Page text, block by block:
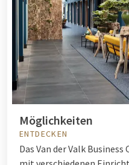
Möglichkeiten
ENTDECKEN
Das Van der Valk